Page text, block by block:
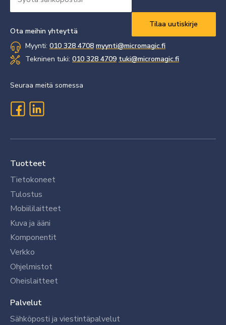
sähköpostisi
Ota meihin yhteyttä
Myynti: 010 328 4708 myynti@micromagic.fi
Tekninen tuki: 010 328 4709 tuki@micromagic.fi
Seuraa meitä somessa
Tuotteet
Tietokoneet
Tulostus
Mobiililaitteet
Kuva ja ääni
Komponentit
Verkko
Ohjelmistot
Oheislaitteet
Palvelut
Sähköposti ja viestintäpalvelut